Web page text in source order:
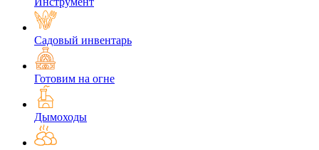
Садовый инвентарь
Готовим на огне
Дымоходы